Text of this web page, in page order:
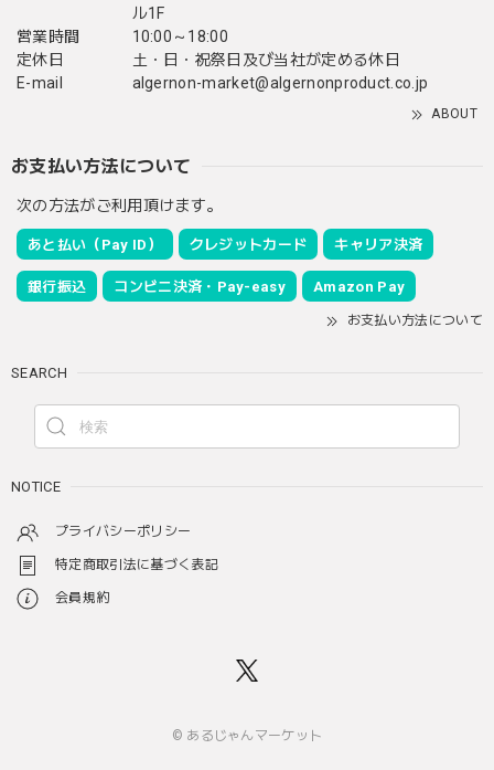
ル1F
営業時間
10:00～18:00
定休日
土・日・祝祭日及び当社が定める休日
E-mail
algernon-market@algernonproduct.co.jp
ABOUT
お支払い方法について
次の方法がご利用頂けます。
あと払い（Pay ID） クレジットカード キャリア決済
銀行振込 コンビニ決済・Pay-easy Amazon Pay
お支払い方法について
SEARCH
NOTICE
プライバシーポリシー
特定商取引法に基づく表記
会員規約
© あるじゃんマーケット